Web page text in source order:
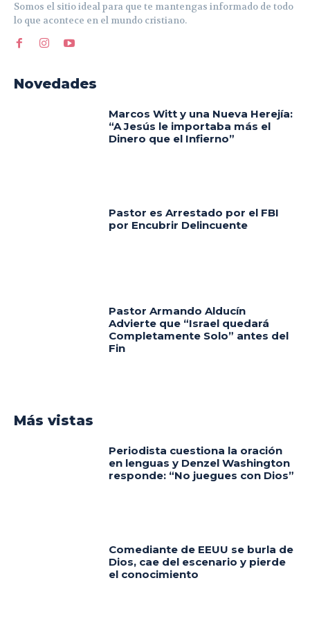
Somos el sitio ideal para que te mantengas informado de todo
lo que acontece en el mundo cristiano.
Novedades
Marcos Witt y una Nueva Herejía:
“A Jesús le importaba más el
Dinero que el Infierno”
Pastor es Arrestado por el FBI
por Encubrir Delincuente
Pastor Armando Alducín
Advierte que “Israel quedará
Completamente Solo” antes del
Fin
Más vistas
Periodista cuestiona la oración
en lenguas y Denzel Washington
responde: “No juegues con Dios”
Comediante de EEUU se burla de
Dios, cae del escenario y pierde
el conocimiento